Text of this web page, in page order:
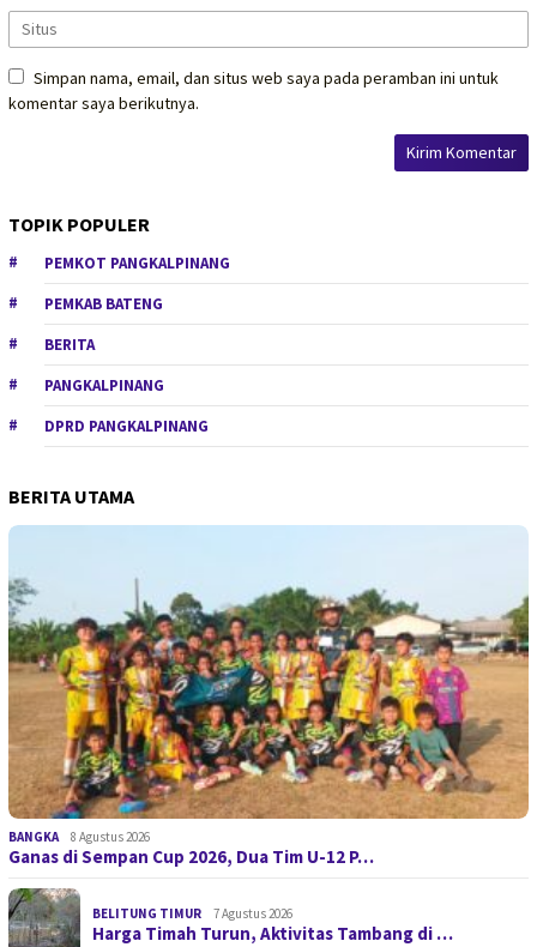
Simpan nama, email, dan situs web saya pada peramban ini untuk
komentar saya berikutnya.
TOPIK POPULER
PEMKOT PANGKALPINANG
PEMKAB BATENG
BERITA
PANGKALPINANG
DPRD PANGKALPINANG
BERITA UTAMA
BANGKA 8 Agustus 2026
Ganas di Sempan Cup 2026, Dua Tim U-12 P…
BELITUNG TIMUR 7 Agustus 2026
Harga Timah Turun, Aktivitas Tambang di …